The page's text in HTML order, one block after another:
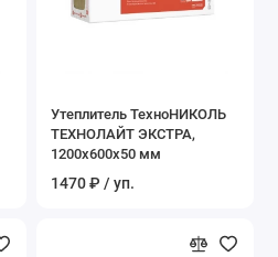
Утеплитель ТехноНИКОЛЬ
ТЕХНОЛАЙТ ЭКСТРА,
1200x600x50 мм
1470 ₽ / уп.